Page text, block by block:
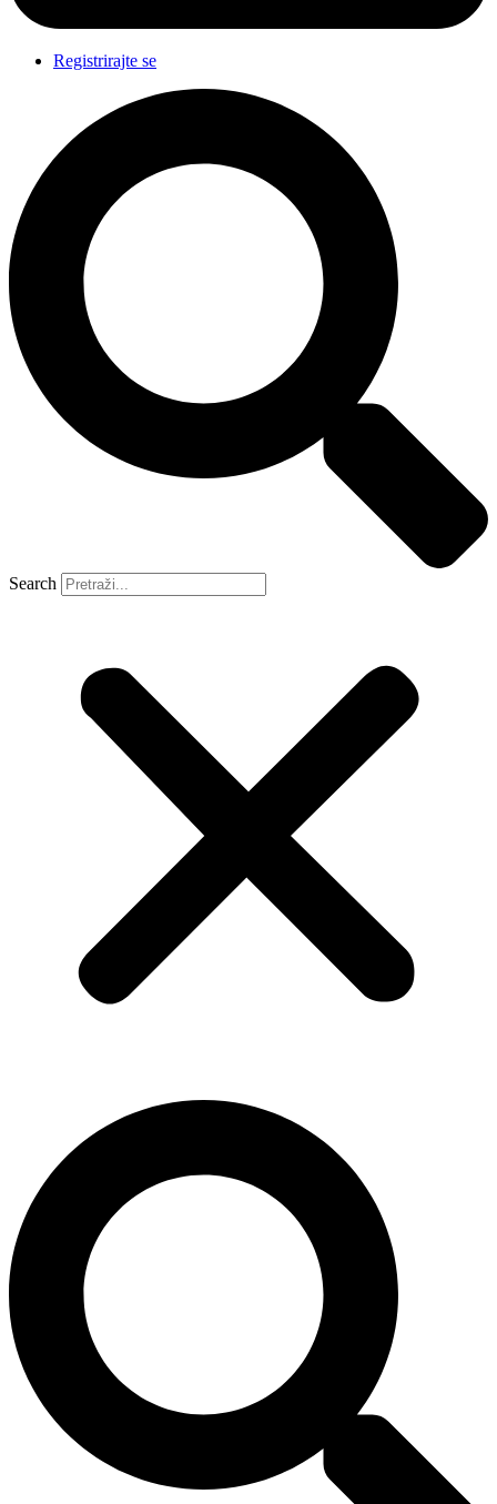
Registrirajte se
Search